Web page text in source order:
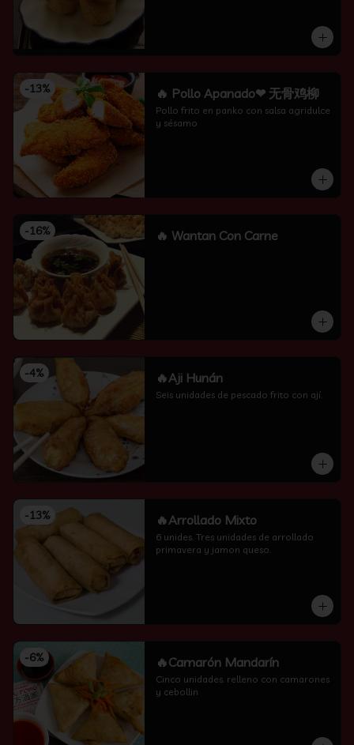
-13% 🔥 Pollo Apanado❤ 无骨鸡柳
Pollo frito en panko con salsa agridulce
y sésamo
-16% 🔥 Wantan Con Carne
-4% 🔥Aji Hunán
Seis unidades de pescado frito con ají.
-13% 🔥Arrollado Mixto
6 unides. Tres unidades de arrollado
primavera y jamon queso.
-6% 🔥Camarón Mandarín
Cinco unidades. relleno con camarones
y cebollin